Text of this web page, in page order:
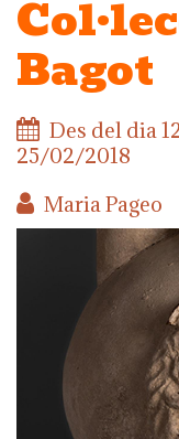
Bagot
Des del dia
25/02/2018
Maria Pageo